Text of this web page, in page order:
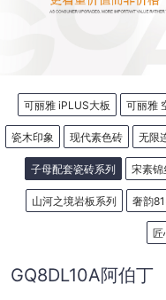
可丽雅 iPLUS大板 可丽雅
瓷木印象 现代素色砖 无限
子母配套瓷砖系列 宋素锦
山河之境岩板系列 奢韵
匠
GQ8DL10A阿伯丁